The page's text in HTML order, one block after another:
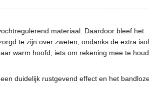
materiaal. Daardoor bleef het
te zijn over zweten, ondanks de extra
warm hoofd, iets om rekening mee te
duidelijk rustgevend effect en het